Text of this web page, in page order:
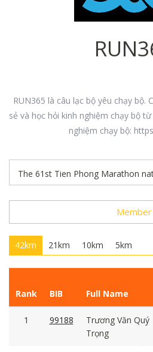
RUN365 là câu lạc bộ yêu chạy bộ.
sẻ và học hỏi kinh nghiệm chạy bộ
nghiệm chạy bộ:
Member
42km 21km 10km 5km
Rank BIB Full Name
1 99188
Trương Văn Quý
Trọng